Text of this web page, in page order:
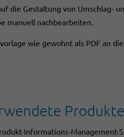
die Gestaltung von Umschlag-
manuell nachbearbeiten.
wie gewohnt als PDF an
Produkte
Informations-Management-